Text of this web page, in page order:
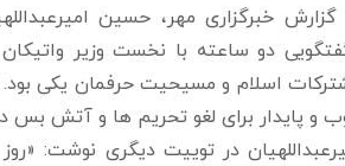
گزارش خبرگزاری مهر، حسین
دو ساعته با نخست وزیر
اسلام و مسیحیت حرفمان یکی بود.
و پایدار برای لغو تحریم ها و آتش بس
در توییت دیگری نوشت: